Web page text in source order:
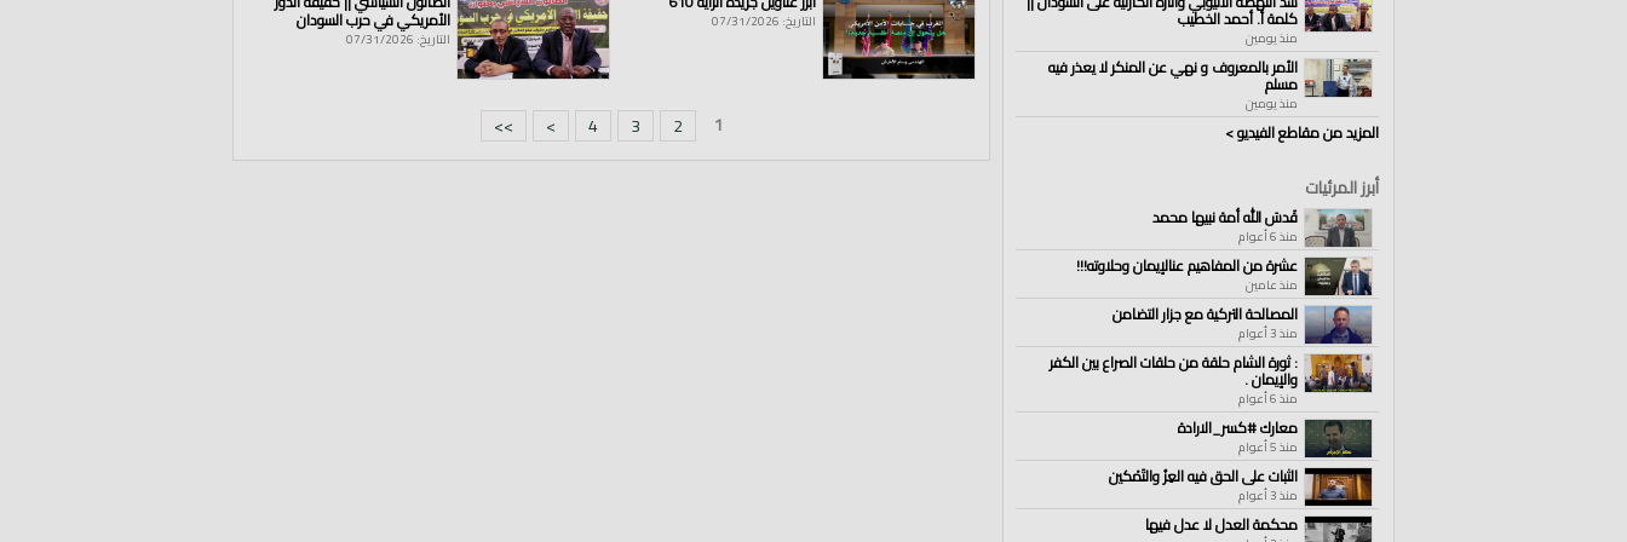
كلمة أ. أحمد الخطيب
منذ يومين
الأمر بالمعروف و نهي عن المنكر لا يعذر فيه
مسلم
منذ يومين
المزيد من مقاطع الفيديو >
أبرز المرئيات
قَدسَ الله أمة نبيها محمد
منذ 6 أعوام
عشرة من المفاهيم عنالإيمان وحلاوته!!!
منذ عامين
المصالحة التركية مع جزار التضامن
منذ 3 أعوام
: ثورة الشام حلقة من حلقات الصراع بين الكفر
والإيمان .
منذ 6 أعوام
معارك #كسر_الارادة
منذ 5 أعوام
الثبات على الحق فيه العِزُ والتَمْكين
منذ 3 أعوام
محكمة العدل لا عدل فيها
التاريخ: 07/31/2026 الأمريكي في حرب السودان
التاريخ: 07/31/2026
1
2
3
4
>
>>